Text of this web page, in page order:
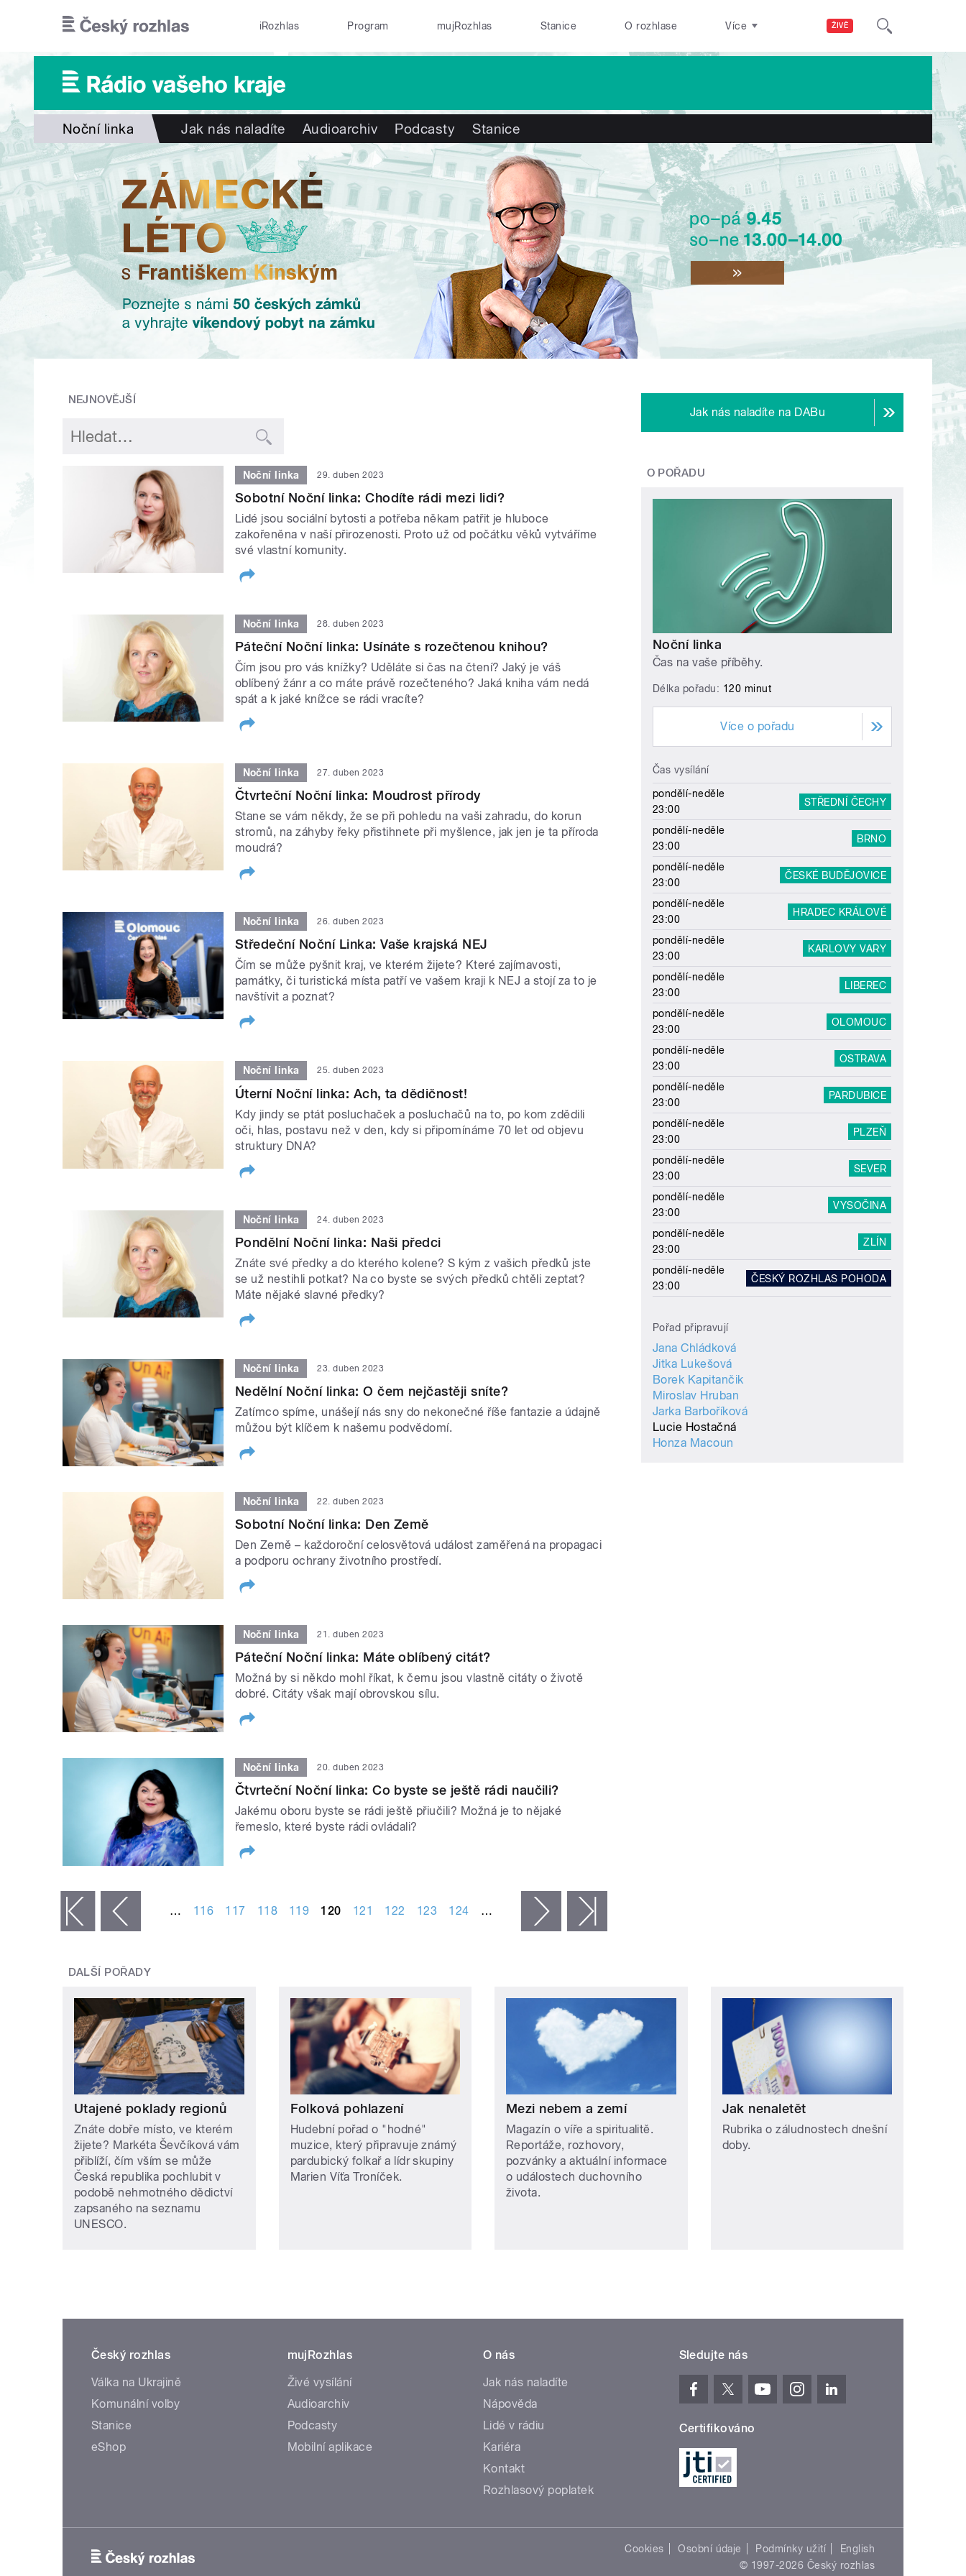
ŽIVĚ
iRozhlas Program mujRozhlas Stanice O rozhlase Více
Noční linka Jak nás naladíte Audioarchiv Podcasty Stanice
NEJNOVĚJŠÍ
Noční linka 29. duben 2023
Sobotní Noční linka: Chodíte rádi mezi lidi?
Lidé jsou sociální bytosti a potřeba někam patřit je hluboce
zakořeněna v naší přirozenosti. Proto už od počátku věků vytváříme
své vlastní komunity.
Noční linka 28. duben 2023
Páteční Noční linka: Usínáte s rozečtenou knihou?
Čím jsou pro vás knížky? Uděláte si čas na čtení? Jaký je váš
oblíbený žánr a co máte právě rozečteného? Jaká kniha vám nedá
spát a k jaké knížce se rádi vracíte?
Noční linka 27. duben 2023
Čtvrteční Noční linka: Moudrost přírody
Stane se vám někdy, že se při pohledu na vaši zahradu, do korun
stromů, na záhyby řeky přistihnete při myšlence, jak jen je ta příroda
moudrá?
Noční linka 26. duben 2023
Středeční Noční Linka: Vaše krajská NEJ
Čím se může pyšnit kraj, ve kterém žijete? Které zajímavosti,
památky, či turistická místa patří ve vašem kraji k NEJ a stojí za to je
navštívit a poznat?
Noční linka 25. duben 2023
Úterní Noční linka: Ach, ta dědičnost!
Kdy jindy se ptát posluchaček a posluchačů na to, po kom zdědili
oči, hlas, postavu než v den, kdy si připomínáme 70 let od objevu
struktury DNA?
Noční linka 24. duben 2023
Pondělní Noční linka: Naši předci
Znáte své předky a do kterého kolene? S kým z vašich předků jste
se už nestihli potkat? Na co byste se svých předků chtěli zeptat?
Máte nějaké slavné předky?
Noční linka 23. duben 2023
Nedělní Noční linka: O čem nejčastěji sníte?
Zatímco spíme, unášejí nás sny do nekonečné říše fantazie a údajně
můžou být klíčem k našemu podvědomí.
Noční linka 22. duben 2023
Sobotní Noční linka: Den Země
Den Země – každoroční celosvětová událost zaměřená na propagaci
a podporu ochrany životního prostředí.
Noční linka 21. duben 2023
Páteční Noční linka: Máte oblíbený citát?
Možná by si někdo mohl říkat, k čemu jsou vlastně citáty o životě
dobré. Citáty však mají obrovskou sílu.
Noční linka 20. duben 2023
Čtvrteční Noční linka: Co byste se ještě rádi naučili?
Jakému oboru byste se rádi ještě přiučili? Možná je to nějaké
řemeslo, které byste rádi ovládali?
‹ předchozí … 116 117 118 119 120 121 122 123 124 … následující ›
Jak nás naladíte na DABu
O POŘADU
Noční linka
Čas na vaše příběhy.
Délka pořadu: 120 minut
Více o pořadu
Čas vysílání
pondělí-neděle
23:00
STŘEDNÍ ČECHY
pondělí-neděle
23:00
BRNO
pondělí-neděle
23:00
ČESKÉ BUDĚJOVICE
pondělí-neděle
23:00
HRADEC KRÁLOVÉ
pondělí-neděle
23:00
KARLOVY VARY
pondělí-neděle
23:00
LIBEREC
pondělí-neděle
23:00
OLOMOUC
pondělí-neděle
23:00
OSTRAVA
pondělí-neděle
23:00
PARDUBICE
pondělí-neděle
23:00
PLZEŇ
pondělí-neděle
23:00
SEVER
pondělí-neděle
23:00
VYSOČINA
pondělí-neděle
23:00
ZLÍN
pondělí-neděle
23:00
ČESKÝ ROZHLAS POHODA
Pořad připravují
Jana Chládková
Jitka Lukešová
Borek Kapitančik
Miroslav Hruban
Jarka Barboříková
Lucie Hostačná
Honza Macoun
DALŠÍ POŘADY
Utajené poklady regionů
Znáte dobře místo, ve kterém
žijete? Markéta Ševčíková vám
přiblíží, čím vším se může
Česká republika pochlubit v
podobě nehmotného dědictví
zapsaného na seznamu
UNESCO.
Folková pohlazení
Hudební pořad o "hodné"
muzice, který připravuje známý
pardubický folkař a lídr skupiny
Marien Víťa Troníček.
Mezi nebem a zemí
Magazín o víře a spiritualitě.
Reportáže, rozhovory,
pozvánky a aktuální informace
o událostech duchovního
života.
Jak nenaletět
Rubrika o záludnostech dnešní
doby.
Český rozhlas
Válka na Ukrajině
Komunální volby
Stanice
eShop
mujRozhlas
Živé vysílání
Audioarchiv
Podcasty
Mobilní aplikace
O nás
Jak nás naladíte
Nápověda
Lidé v rádiu
Kariéra
Kontakt
Rozhlasový poplatek
Sledujte nás
Certifikováno
Cookies Osobní údaje Podmínky užití
English
© 1997-2026 Český rozhlas